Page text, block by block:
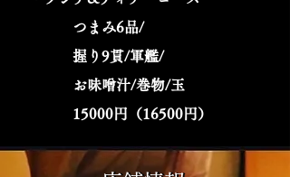
つまみ6品/
握り9貫/軍艦/
​ お味噌汁/巻物/玉
15000円（16500円）